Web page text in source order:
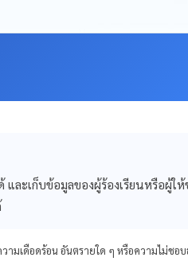
ละเก็บข้อมูลของผู้ร้องเรียนหรือผู้ใ
มเดือดร้อน อันตรายใด ๆ หรือความไม่ชอบ